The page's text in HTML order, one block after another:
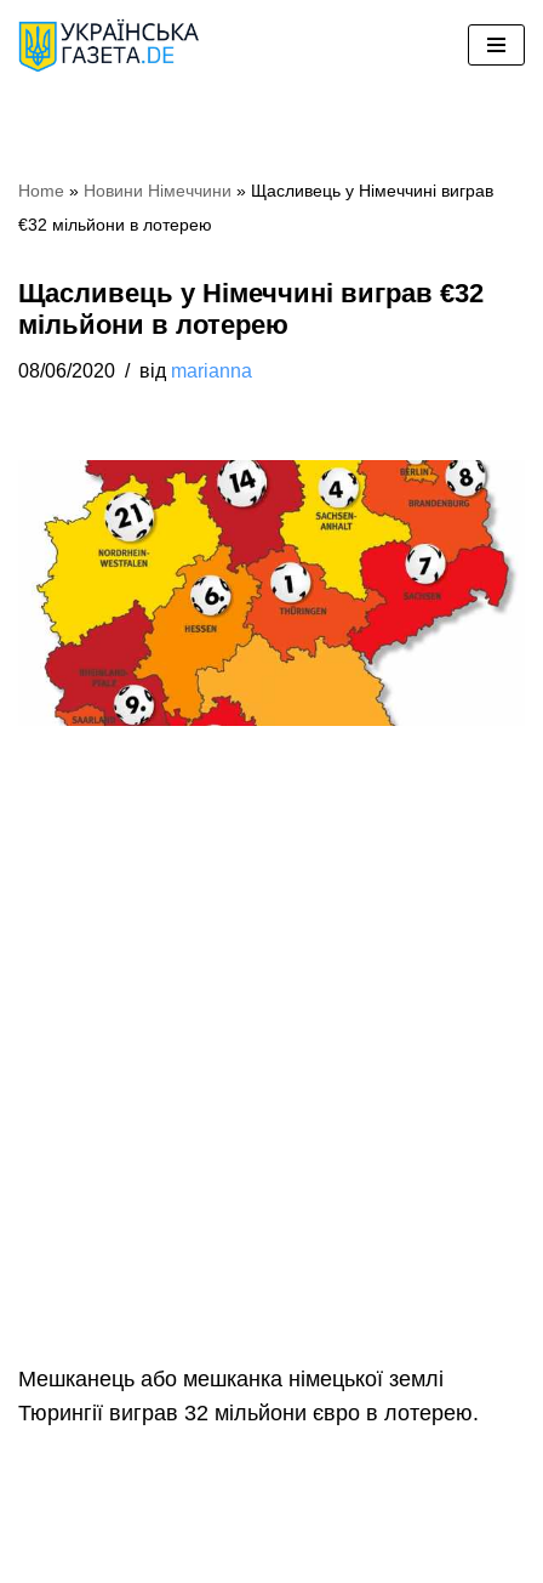
Перейти
Home » Новини Німеччини » Щасливець у Німеччині виграв
€32 мільйони в лотерею
Щасливець у Німеччині виграв €32
мільйони в лотерею
08/06/2020 від marianna
Мешканець або мешканка німецької землі
Тюрингії виграв 32 мільйони євро в лотерею.